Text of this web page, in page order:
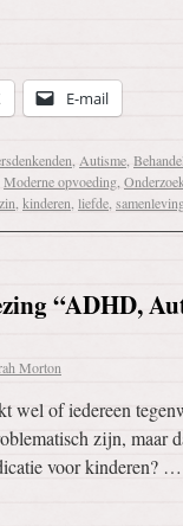
E-mail
Autisme
Moderne opvoeding Onderzoek
kinderen liefde
“ADHD,
Morton
wel of iedereen
zijn, maar
voor kinderen? …